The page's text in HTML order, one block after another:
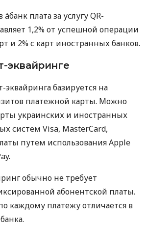
плата за услугу QR-
1,2% от успешной операции
и 2% с карт иностранных банков.
эквайринге
эквайринга базируется на
платежной карты. Можно
украинских и иностранных
систем Visa, MasterCard,
путем использования Apple
обычно не требует
абонентской платы.
каждому платежу отличается в